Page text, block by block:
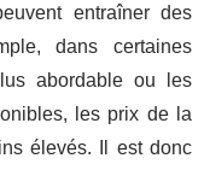
entraîner des
dans certaines
abordable ou les
les prix de la
élevés. Il est donc